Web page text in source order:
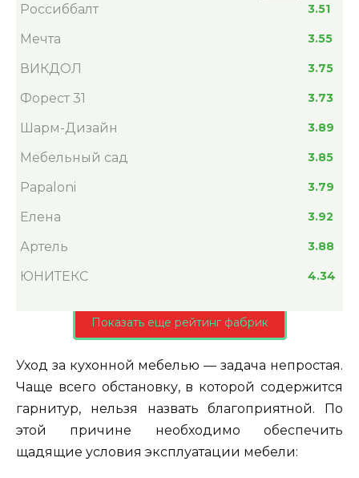
Россиббалт 3.51
Мечта 3.55
ВИКДОЛ 3.75
Форест 31 3.73
Шарм-Дизайн 3.89
Мебельный сад 3.85
Papaloni 3.79
Елена 3.92
Артель 3.88
ЮНИТЕКС 4.34
Показать еще рейтинг фабрик
Уход за кухонной мебелью — задача непростая.
Чаще всего обстановку, в которой содержится
гарнитур, нельзя назвать благоприятной. По
этой причине необходимо обеспечить
щадящие условия эксплуатации мебели: